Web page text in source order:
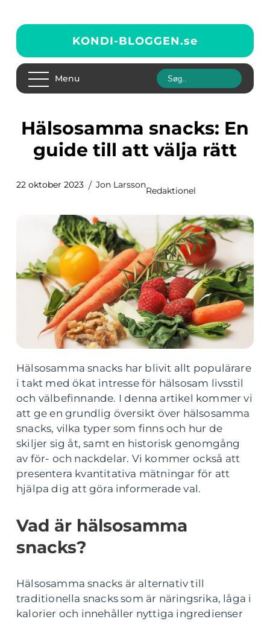
KONDI-BLOGGEN.se
Menu
Hälsosamma snacks: En
guide till att välja rätt
22 oktober 2023 Jon Larsson
Redaktionel
Hälsosamma snacks har blivit allt populärare
i takt med ökat intresse för hälsosam livsstil
och välbefinnande. I denna artikel kommer vi
att ge en grundlig översikt över hälsosamma
snacks, vilka typer som finns och hur de
skiljer sig åt, samt en historisk genomgång
av för- och nackdelar. Vi kommer också att
presentera kvantitativa mätningar för att
hjälpa dig att göra informerade val.
Vad är hälsosamma
snacks?
Hälsosamma snacks är alternativ till
traditionella snacks som är näringsrika, låga i
kalorier och innehåller nyttiga ingredienser